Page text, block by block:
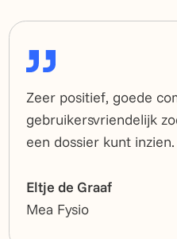
Zeer positief, goede
gebruikersvriendelijk
een dossier kunt inzien.
Eltje de Graaf
Mea Fysio